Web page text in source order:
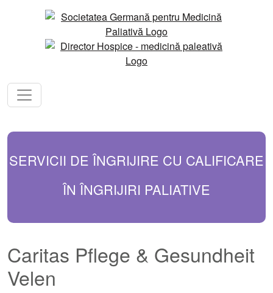
SERVICII DE ÎNGRIJIRE CU CALIFICARE
ÎN ÎNGRIJIRI PALIATIVE
Caritas Pflege & Gesundheit
Velen